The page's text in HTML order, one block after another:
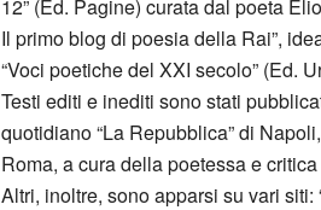
12” (Ed. Pagine) curata dal poeta
Il primo blog di poesia della Rai”,
“Voci poetiche del XXI secolo” (Ed.
Testi editi e inediti sono stati
quotidiano “La Repubblica” di
Roma, a cura della poetessa e
Altri, inoltre, sono apparsi su vari siti: